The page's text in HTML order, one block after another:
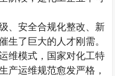
、安全合规化整改、新
生了巨大的人才刚需。
维模式，国家对化工特
产运维规范愈发严格，